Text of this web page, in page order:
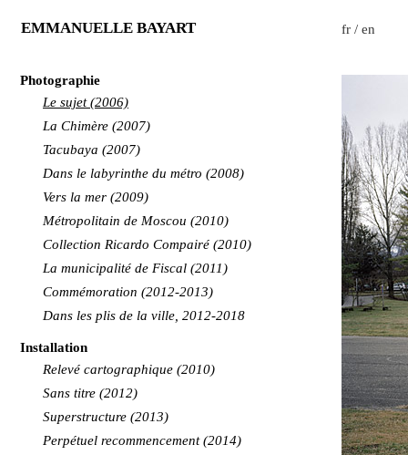
EMMANUELLE BAYART fr / en
Photographie
Le sujet (2006)
La Chimère (2007)
Tacubaya (2007)
Dans le labyrinthe du métro (2008)
Vers la mer (2009)
Métropolitain de Moscou (2010)
Collection Ricardo Compairé (2010)
La municipalité de Fiscal (2011)
Commémoration (2012-2013)
Dans les plis de la ville, 2012-2018
Installation
Relevé cartographique (2010)
Sans titre (2012)
Superstructure (2013)
Perpétuel recommencement (2014)